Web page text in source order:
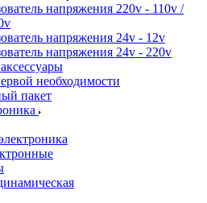
напряжения 220v - 110v /
напряжения 24v - 12v
напряжения 24v - 220v
необходимости
пакет